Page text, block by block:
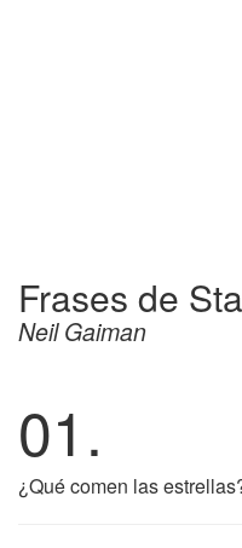
Frases de
Neil Gaiman
01.
¿Qué comen las